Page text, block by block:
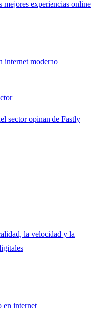
mejores experiencias online
internet moderno
sector opinan de Fastly
la velocidad y la
en internet